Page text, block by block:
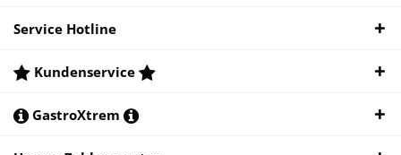
Service Hotline
Kundenservice
GastroXtrem